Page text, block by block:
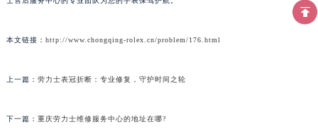
本文链接： http://www.chongqing-rolex.cn/problem/176.html
上一篇： 劳力士表冠折断：专业修复，守护时间之轮
下一篇： 重庆劳力士维修服务中心的地址在哪?